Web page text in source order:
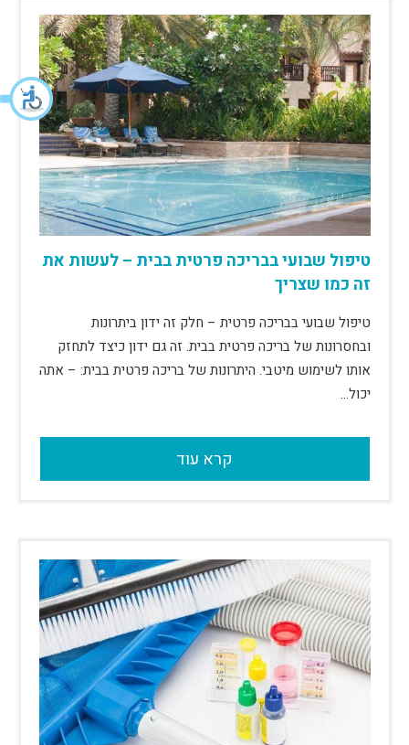
טיפול שבועי בבריכה פרטית בבית – לעשות את
זה כמו שצריך
טיפול שבועי בבריכה פרטית – חלק זה ידון ביתרונות
ובחסרונות של בריכה פרטית בבית. זה גם ידון כיצד לתחזק
אותו לשימוש מיטבי. היתרונות של בריכה פרטית בבית: – אתה
יכול…
קרא עוד